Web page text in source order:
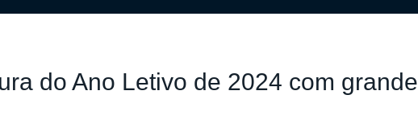
do Ano Letivo de 2024 com grande